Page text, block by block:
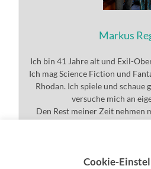
Markus
Ich bin 41 Jahre alt und Exil-
Ich mag Science Fiction und
Rhodan. Ich spiele und schaue
versuche mich an
Den Rest meiner Zeit nehmen
Cookie-